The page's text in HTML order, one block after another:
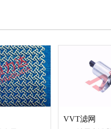
VVT滤网